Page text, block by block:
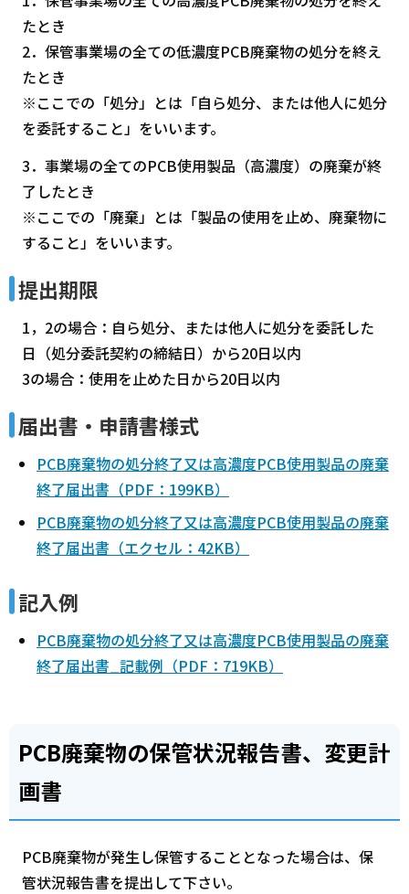
たとき
2．保管事業場の全ての低濃度PCB廃棄物の処分を終え
たとき
※ここでの「処分」とは「自ら処分、または他人に処分
を委託すること」をいいます。
3．事業場の全てのPCB使用製品（高濃度）の廃棄が終
了したとき
※ここでの「廃棄」とは「製品の使用を止め、廃棄物に
すること」をいいます。
提出期限
1，2の場合：自ら処分、または他人に処分を委託した
日（処分委託契約の締結日）から20日以内
3の場合：使用を止めた日から20日以内
届出書・申請書様式
PCB廃棄物の処分終了又は高濃度PCB使用製品の廃棄
終了届出書（PDF：199KB）
PCB廃棄物の処分終了又は高濃度PCB使用製品の廃棄
終了届出書（エクセル：42KB）
記入例
PCB廃棄物の処分終了又は高濃度PCB使用製品の廃棄
終了届出書_記載例（PDF：719KB）
PCB廃棄物の保管状況報告書、変更計
画書
PCB廃棄物が発生し保管することとなった場合は、保
管状況報告書を提出して下さい。